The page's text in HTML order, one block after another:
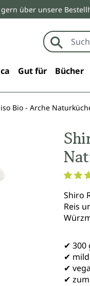
über unsere
Gut für Bücher
Bio - Arche
Shiro
Reis
✔ 300
✔
✔
✔